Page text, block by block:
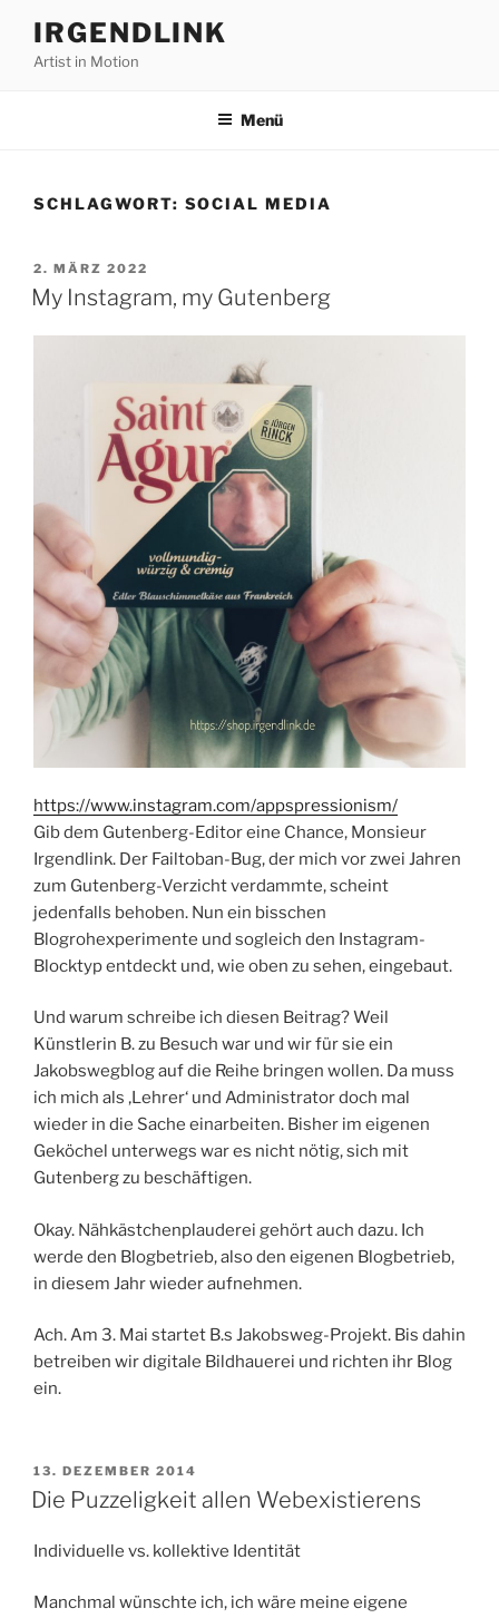
Inhalt
springen
IRGENDLINK
Artist in Motion
Menü
SCHLAGWORT: SOCIAL MEDIA
VERÖFFENTLICHT
AM
2. MÄRZ 2022
My Instagram, my Gutenberg
https://www.instagram.com/appspressionism/
Gib dem Gutenberg-Editor eine Chance, Monsieur
Irgendlink. Der Failtoban-Bug, der mich vor zwei Jahren
zum Gutenberg-Verzicht verdammte, scheint
jedenfalls behoben. Nun ein bisschen
Blogrohexperimente und sogleich den Instagram-
Blocktyp entdeckt und, wie oben zu sehen, eingebaut.
Und warum schreibe ich diesen Beitrag? Weil
Künstlerin B. zu Besuch war und wir für sie ein
Jakobswegblog auf die Reihe bringen wollen. Da muss
ich mich als ‚Lehrer‘ und Administrator doch mal
wieder in die Sache einarbeiten. Bisher im eigenen
Geköchel unterwegs war es nicht nötig, sich mit
Gutenberg zu beschäftigen.
Okay. Nähkästchenplauderei gehört auch dazu. Ich
werde den Blogbetrieb, also den eigenen Blogbetrieb,
in diesem Jahr wieder aufnehmen.
Ach. Am 3. Mai startet B.s Jakobsweg-Projekt. Bis dahin
betreiben wir digitale Bildhauerei und richten ihr Blog
ein.
VERÖFFENTLICHT
AM
13. DEZEMBER 2014
Die Puzzeligkeit allen Webexistierens
Individuelle vs. kollektive Identität
Manchmal wünschte ich, ich wäre meine eigene